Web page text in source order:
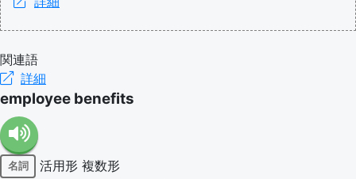
関連語
詳細
employee benefits
名詞 活用形 複数形